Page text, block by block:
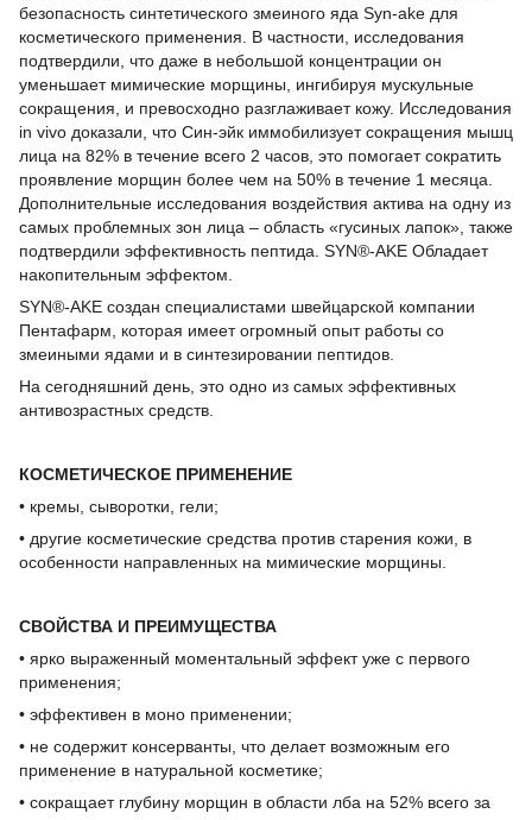
безопасность синтетического змеиного яда Syn-ake для
косметического применения. В частности, исследования
подтвердили, что даже в небольшой концентрации он
уменьшает мимические морщины, ингибируя мускульные
сокращения, и превосходно разглаживает кожу. Исследования
in vivo доказали, что Син-эйк иммобилизует сокращения мышц
лица на 82% в течение всего 2 часов, это помогает сократить
проявление морщин более чем на 50% в течение 1 месяца.
Дополнительные исследования воздействия актива на одну из
самых проблемных зон лица – область «гусиных лапок», также
подтвердили эффективность пептида. SYN®-AKE Обладает
накопительным эффектом.
SYN®-AKE создан специалистами швейцарской компании
Пентафарм, которая имеет огромный опыт работы со
змеиными ядами и в синтезировании пептидов.
На сегодняшний день, это одно из самых эффективных
антивозрастных средств.
КОСМЕТИЧЕСКОЕ ПРИМЕНЕНИЕ
• кремы, сыворотки, гели;
• другие косметические средства против старения кожи, в
особенности направленных на мимические морщины.
СВОЙСТВА И ПРЕИМУЩЕСТВА
• ярко выраженный моментальный эффект уже с первого
применения;
• эффективен в моно применении;
• не содержит консерванты, что делает возможным его
применение в натуральной косметике;
• сокращает глубину морщин в области лба на 52% всего за